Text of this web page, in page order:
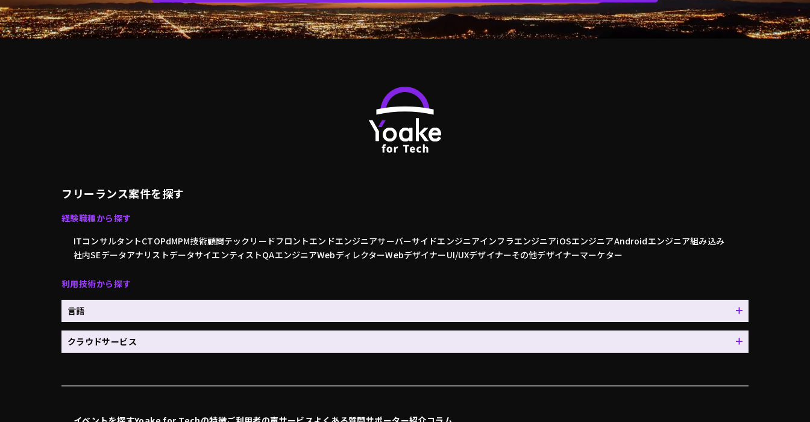
フリーランス案件を探す
経験職種から探す
ITコンサルタントCTOPdMPM技術顧問テックリードフロントエンドエンジニアサーバーサイドエンジニアインフラエンジニアiOSエンジニアAndroidエンジニア組み込み
社内SEデータアナリストデータサイエンティストQAエンジニアWebディレクターWebデザイナーUI/UXデザイナーその他デザイナーマーケター
利用技術から探す
言語
クラウドサービス